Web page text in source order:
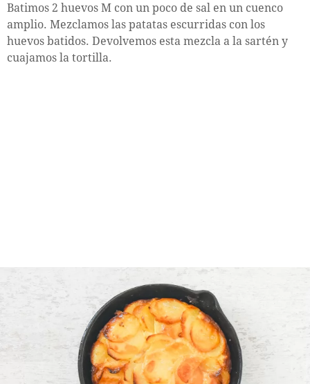
Batimos 2 huevos M con un poco de sal en un cuenco
amplio. Mezclamos las patatas escurridas con los
huevos batidos. Devolvemos esta mezcla a la sartén y
cuajamos la tortilla.